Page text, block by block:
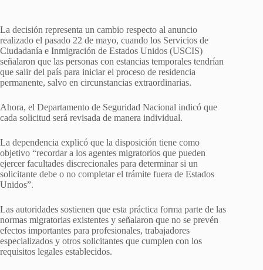
La decisión representa un cambio respecto al anuncio
realizado el pasado 22 de mayo, cuando los Servicios de
Ciudadanía e Inmigración de Estados Unidos (USCIS)
señalaron que las personas con estancias temporales tendrían
que salir del país para iniciar el proceso de residencia
permanente, salvo en circunstancias extraordinarias.
Ahora, el Departamento de Seguridad Nacional indicó que
cada solicitud será revisada de manera individual.
La dependencia explicó que la disposición tiene como
objetivo “recordar a los agentes migratorios que pueden
ejercer facultades discrecionales para determinar si un
solicitante debe o no completar el trámite fuera de Estados
Unidos”.
Las autoridades sostienen que esta práctica forma parte de las
normas migratorias existentes y señalaron que no se prevén
efectos importantes para profesionales, trabajadores
especializados y otros solicitantes que cumplen con los
requisitos legales establecidos.